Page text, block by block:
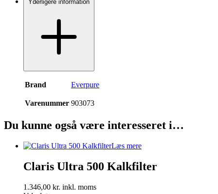
Yderligere information
Brand Everpure
Varenummer 903073
Du kunne også være interesseret i…
Læs mere
Claris Ultra 500 Kalkfilter
1.346,00 kr. inkl. moms